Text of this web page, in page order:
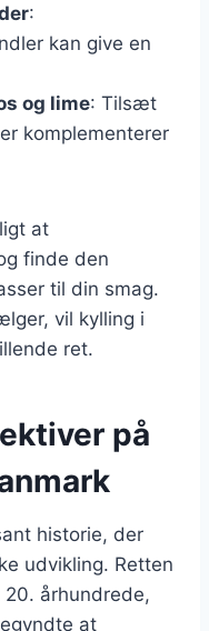
:
kan give en
og lime: Tilsæt
komplementerer
at
finde den
til din smag.
vil kylling i
ret.
på
historie, der
udvikling. Retten
århundrede,
at